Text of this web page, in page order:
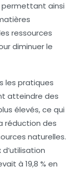
permettant ainsi
ressources
diminuer le
les pratiques
atteindre des
élevés, ce qui
réduction des
naturelles.
à 19,8 % en